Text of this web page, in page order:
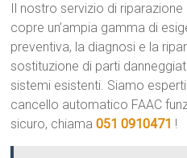
Il nostro servizio di
copre un’ampia gamma di
preventiva, la diagnosi e la
sostituzione di parti
sistemi esistenti. Siamo
cancello automatico FAAC
sicuro, chiama051 0910471 !